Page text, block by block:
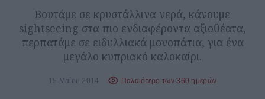
Βουτάμε σε κρυστάλλινα νερά, κάνουμε
sightseeing στα πιο ενδιαφέροντα αξιοθέατα,
περπατάμε σε ειδυλλιακά μονοπάτια, για ένα
μεγάλο κυπριακό καλοκαίρι.
15 Μαΐου 2014 Παλαιότερο των 360 ημερών